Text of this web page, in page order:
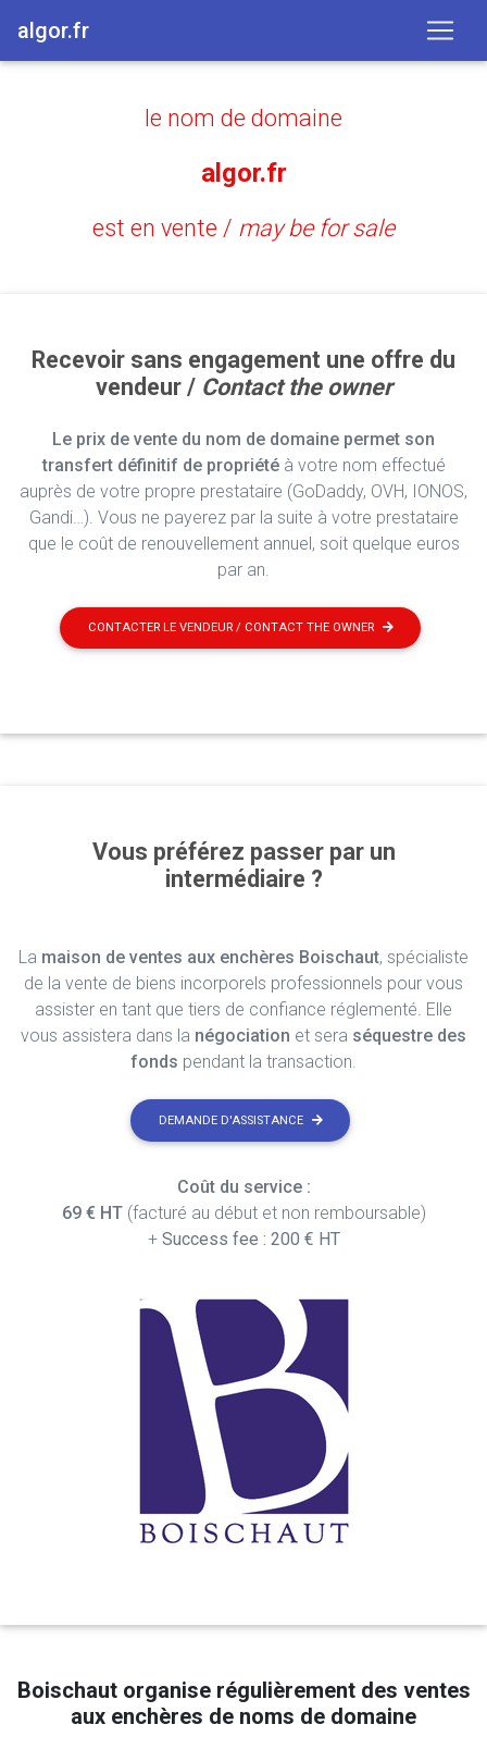
algor.fr
le nom de domaine
algor.fr
est en vente / may be for sale
Recevoir sans engagement une offre du
vendeur / Contact the owner
Le prix de vente du nom de domaine permet son
transfert définitif de propriétéà votre nom effectué
auprès de votre propre prestataire (GoDaddy, OVH, IONOS,
Gandi…). Vous ne payerez par la suite à votre prestataire
que le coût de renouvellement annuel, soit quelque euros
par an.
CONTACTER LE VENDEUR / CONTACT THE OWNER
Vous préférez passer par un
intermédiaire ?
La maison de ventes aux enchères Boischaut, spécialiste
de la vente de biens incorporels professionnels pour vous
assister en tant que tiers de confiance réglementé. Elle
vous assistera dans la négociation et sera séquestre des
fonds pendant la transaction.
DEMANDE D'ASSISTANCE
Coût du service :
69 € HT(facturé au début et non remboursable)
+ Success fee : 200 € HT
Boischaut organise régulièrement des ventes
aux enchères de noms de domaine